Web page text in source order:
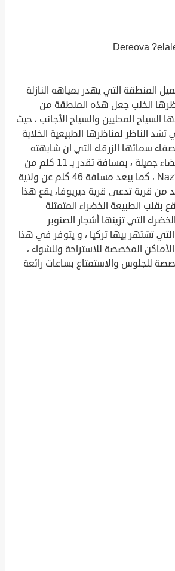
المنطقة التي يهدر بمياهه النازلة
الخلب جعل هذه المنطقة من
السياح المحليين والسياح الأجانب ، حيث
تشد الناظر لمناظرها الطبيعية الخلابة
سمائها الزرقاء التي ان شابهته
شائبة فهي غيمة بيضاء جميلة ، بمسافة تقدر بـ 11 كلم من
مدينة نظمية Naz?miye ، كما يبعد مسافة 46 كلم عن ولاية
من قرية تدعى قرية ديريوفا، يقع هذا
بقلب الطبيعة الخضراء المتمثلة
التي تزينها أشجار الصنوبر
تشتهر بيها تركيا ، و يتوفر في هذا
المخصصة للاستراحة وللشواء ،
للجلوس والاستمتاع بساعات رائعة